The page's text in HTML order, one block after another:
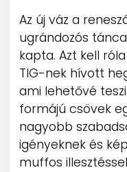
Az új váz a
ugrándozós
kapta. Azt kell
TIG-nek hívott
ami lehetővé
formájú csövek
nagyobb
igényeknek és
muffos